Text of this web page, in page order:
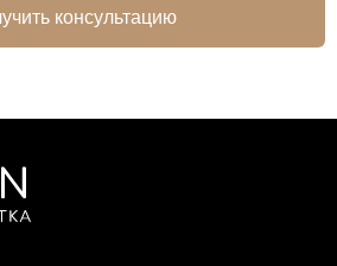
консультацию